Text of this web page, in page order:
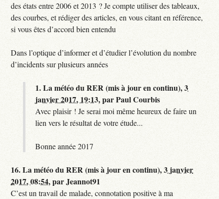
des états entre 2006 et 2013 ? Je compte utiliser des tableaux,
des courbes, et rédiger des articles, en vous citant en référence,
si vous êtes d’accord bien entendu
Dans l’optique d’informer et d’étudier l’évolution du nombre
d’incidents sur plusieurs années
1.La météo du RER (mis à jour en continu),3
janvier 2017, 19:13,parPaul Courbis
Avec plaisir ! Je serai moi même heureux de faire un
lien vers le résultat de votre étude...
Bonne année 2017
16.La météo du RER (mis à jour en continu),3 janvier
2017, 08:54,parJeannot91
C’est un travail de malade, connotation positive à ma